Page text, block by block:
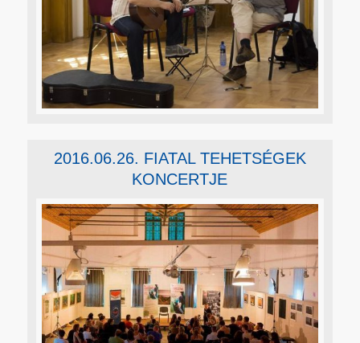
2016.06.26. FIATAL TEHETSÉGEK
KONCERTJE